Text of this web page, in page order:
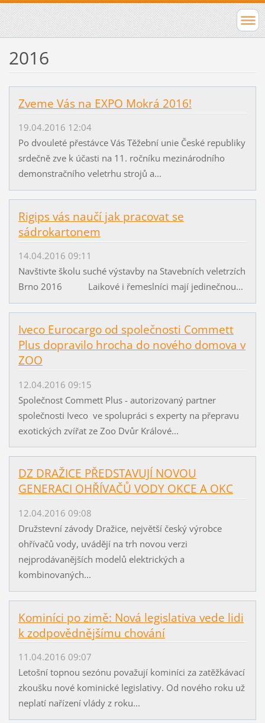
2016
Zveme Vás na EXPO Mokrá 2016!
19.04.2016 12:04
Po dvouleté přestávce Vás Těžební unie České republiky
srdečně zve k účasti na 11. ročníku mezinárodního
demonstračního veletrhu strojů a...
Rigips vás naučí jak pracovat se
sádrokartonem
14.04.2016 09:11
Navštivte školu suché výstavby na Stavebních veletrzích
Brno 2016 Laikové i řemeslníci mají jedinečnou...
Iveco Eurocargo od společnosti Commett
Plus dopravilo hrocha do nového domova v
ZOO
12.04.2016 09:15
Společnost Commett Plus - autorizovaný partner
společnosti Iveco ve spolupráci s experty na přepravu
exotických zvířat ze Zoo Dvůr Králové...
DZ DRAŽICE PŘEDSTAVUJÍ NOVOU
GENERACI OHŘÍVAČŮ VODY OKCE A OKC
12.04.2016 09:08
Družstevní závody Dražice, největší český výrobce
ohřívačů vody, uvádějí na trh novou verzi
nejprodávanějších modelů elektrických a
kombinovaných...
Kominíci po zimě: Nová legislativa vede lidi
k zodpovědnějšímu chování
11.04.2016 09:07
Letošní topnou sezónu považují kominíci za zatěžkávací
zkoušku nové kominické legislativy. Od nového roku už
neplatí nařízení vlády z roku...